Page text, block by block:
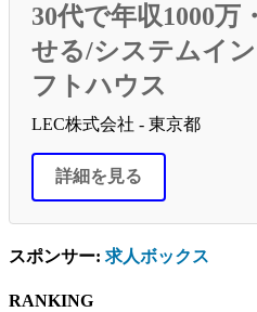
30代で年収1000万
せる/システムイ
フトハウス
LEC株式会社 - 東京都
詳細を見る
スポンサー: 求人ボックス
RANKING